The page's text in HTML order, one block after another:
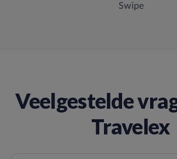
Swipe
Veelgestelde
Travelex